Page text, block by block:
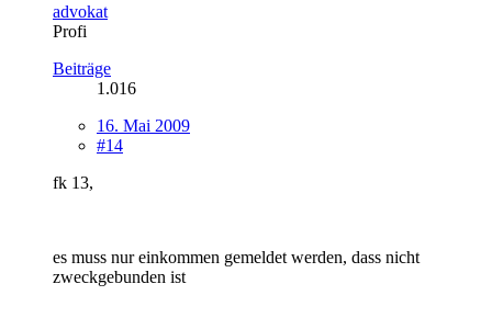
advokat
Profi
Beiträge
1.016
16. Mai 2009
#14
fk 13,
es muss nur einkommen gemeldet werden, dass nicht
zweckgebunden ist